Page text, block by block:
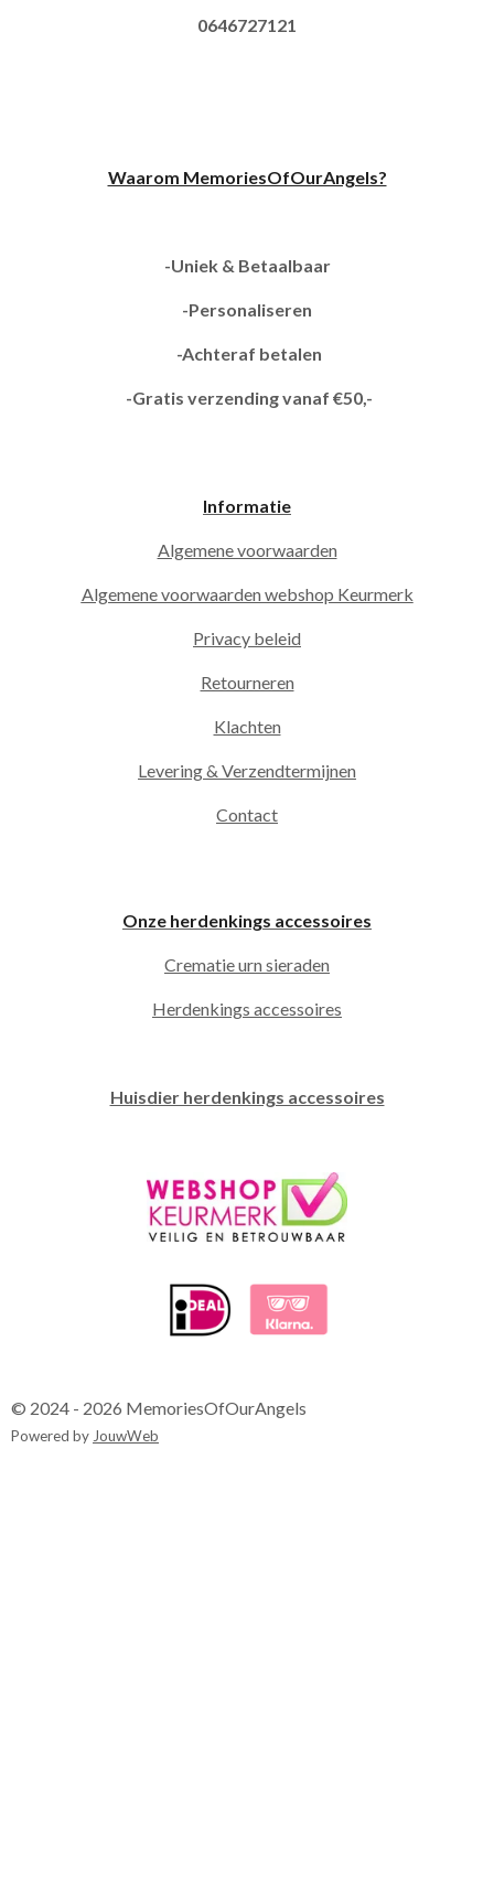
0646727121
Waarom MemoriesOfOurAngels?
-Uniek & Betaalbaar
-Personaliseren
-Achteraf betalen
-Gratis verzending vanaf €50,-
Informatie
Algemene voorwaarden
Algemene voorwaarden webshop Keurmerk
Privacy beleid
Retourneren
Klachten
Levering & Verzendtermijnen
Contact
Onze herdenkings accessoires
Crematie urn sieraden
Herdenkings accessoires
Huisdier herdenkings accessoires
© 2024 - 2026 MemoriesOfOurAngels
Powered byJouwWeb